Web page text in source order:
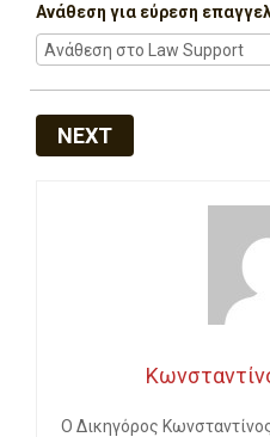
Ανάθεση για εύρεση
NEXT
Ο Δικηγόρος